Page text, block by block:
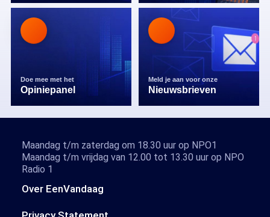
Doe mee met het
Opiniepanel
Meld je aan voor onze
Nieuwsbrieven
Over EenVandaag
Maandag t/m zaterdag om 18.30 uur op NPO1
Maandag t/m vrijdag van 12.00 tot 13.30 uur op NPO
Radio 1